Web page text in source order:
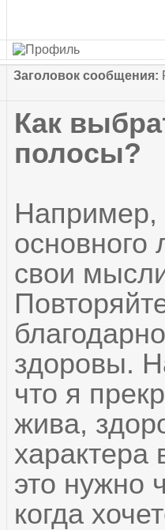
Заголовок сообщения:
Как
полосы?
основного
свои
здоровы.
что я
жива,
характера
это нужно
когда